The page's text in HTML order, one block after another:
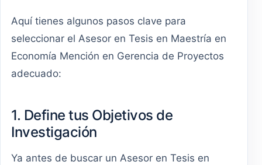
Aquí tienes algunos pasos clave para
seleccionar el Asesor en Tesis en Maestría en
Economía Mención en Gerencia de Proyectos
adecuado:
1. Define tus Objetivos de
Investigación
Ya antes de buscar un Asesor en Tesis en